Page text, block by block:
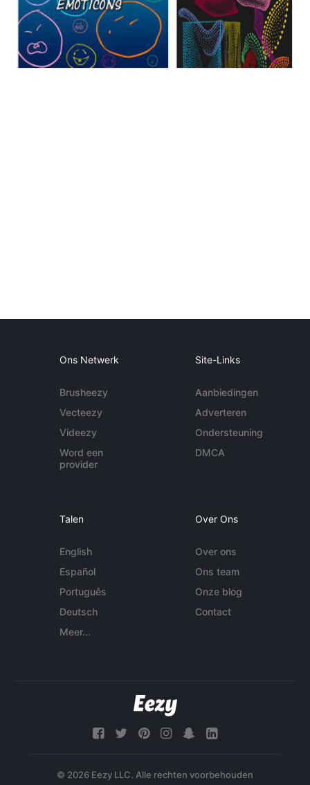
Ons Netwerk
Brusheezy
Vecteezy
Videezy
Word een
provider
Site-Links
Aanbiedingen
Adverteren
Ondersteuning
DMCA
Talen
English
Español
Português
Deutsch
Meer...
Over Ons
Over ons
Ons team
Onze blog
Contact
© 2026 Eezy LLC. Alle rechten voorbehouden